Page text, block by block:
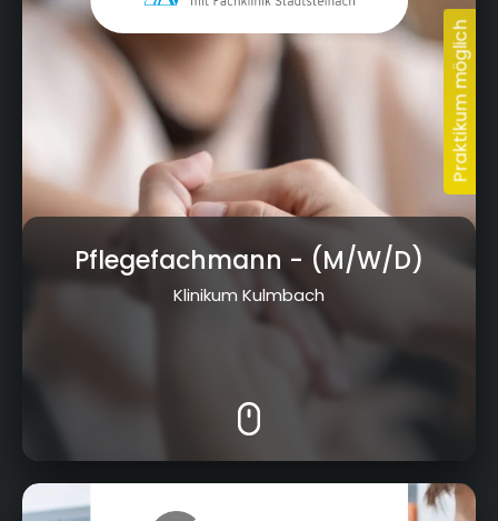
Pflegefachmann - (M/W/D)
Klinikum Kulmbach
Albert-Ruckdeschel-Str. 20, 95326 Kulmbach